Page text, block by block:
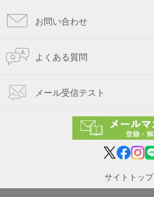
お問い合わせ
よくある質問
メール受信テスト
サイトトップ